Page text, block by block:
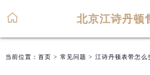
北京江诗丹顿
当前位置： 首页 > 常见问题 > 江诗丹顿表带怎么